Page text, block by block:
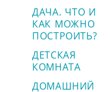
ДАЧА. ЧТО И
КАК МОЖНО
ПОСТРОИТЬ?
ДЕТСКАЯ
КОМНАТА
ДОМАШНИЙ